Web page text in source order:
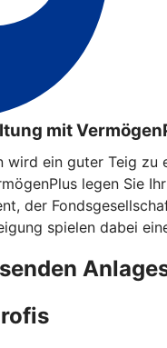
mit
wird ein guter Teig zu
legen Sie
der
spielen dabei